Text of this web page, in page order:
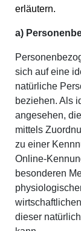
erläutern.
a)
sich auf eine
natürliche
beziehen. Als
angesehen,
mittels
zu einer
Online-
besonderen
dieser